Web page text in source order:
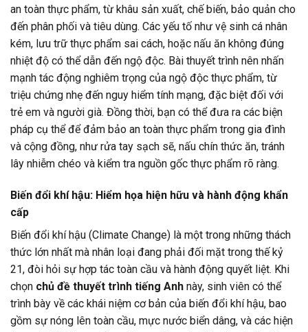
an toàn thực phẩm, từ khâu sản xuất, chế biến, bảo quản cho
đến phân phối và tiêu dùng. Các yếu tố như vệ sinh cá nhân
kém, lưu trữ thực phẩm sai cách, hoặc nấu ăn không đúng
nhiệt độ có thể dẫn đến ngộ độc. Bài thuyết trình nên nhấn
mạnh tác động nghiêm trọng của ngộ độc thực phẩm, từ
triệu chứng nhẹ đến nguy hiểm tính mạng, đặc biệt đối với
trẻ em và người già. Đồng thời, bạn có thể đưa ra các biện
pháp cụ thể để đảm bảo an toàn thực phẩm trong gia đình
và cộng đồng, như rửa tay sạch sẽ, nấu chín thức ăn, tránh
lây nhiễm chéo và kiểm tra nguồn gốc thực phẩm rõ ràng.
Biến đổi khí hậu: Hiểm họa hiện hữu và hành động khẩn
cấp
Biến đổi khí hậu (Climate Change) là một trong những thách
thức lớn nhất mà nhân loại đang phải đối mặt trong thế kỷ
21, đòi hỏi sự hợp tác toàn cầu và hành động quyết liệt. Khi
chọn chủ đề thuyết trình tiếng Anh này, sinh viên có thể
trình bày về các khái niệm cơ bản của biến đổi khí hậu, bao
gồm sự nóng lên toàn cầu, mực nước biển dâng, và các hiện